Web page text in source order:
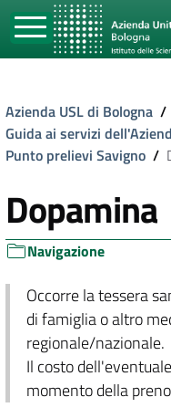
Azienda USL di Bologna /
Guida ai servizi
Punto prelievi Savigno /
Dopamina
Navigazione
Occorre la tessera
di famiglia o altro
regionale/nazionale.
Il costo
momento della